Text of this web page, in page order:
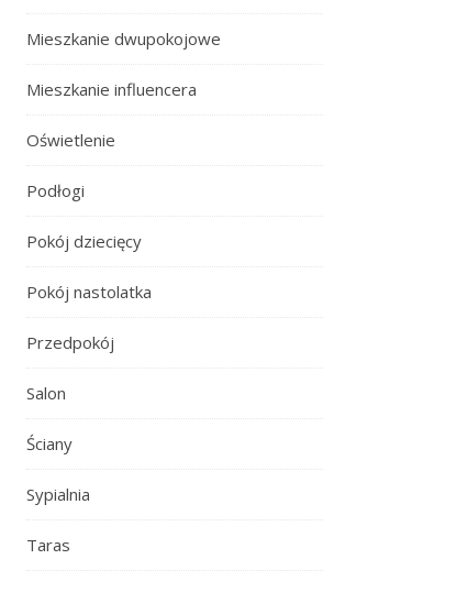
Mieszkanie dwupokojowe
Mieszkanie influencera
Oświetlenie
Podłogi
Pokój dziecięcy
Pokój nastolatka
Przedpokój
Salon
Ściany
Sypialnia
Taras